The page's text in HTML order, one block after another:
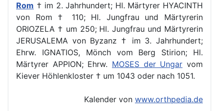
Rom † im 2. Jahrhundert; Hl. Märtyrer HYACINTH
von Rom † 110; Hl. Jungfrau und Märtyrerin
ORIOZELA † um 250; Hl. Jungfrau und Märtyrerin
JERUSALEMA von Byzanz † im 3. Jahrhundert;
Ehrw. IGNATIOS, Mönch vom Berg Stirion; Hl.
Märtyrer APPION; Ehrw. MOSES der Ungar vom
Kiever Höhlenkloster † um 1043 oder nach 1051.
Kalender von www.orthpedia.de